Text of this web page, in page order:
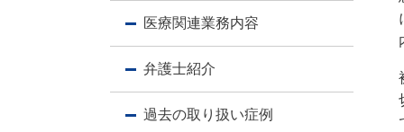
医療関連業務内容
弁護士紹介
過去の取り扱い症例